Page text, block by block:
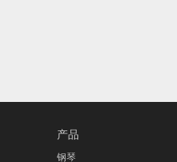
产品
钢琴